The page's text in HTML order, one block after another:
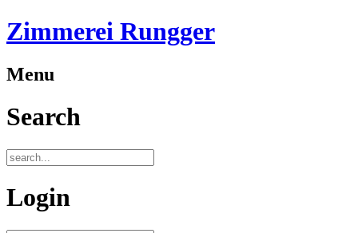
Zimmerei Rungger
Menu
Search
Login